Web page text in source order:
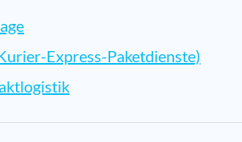
Express-Paketdienste)